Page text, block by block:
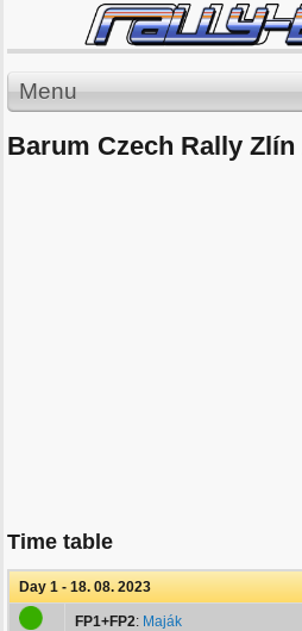
Menu
Barum Czech Rally Zlín
Time table
Day 1 - 18. 08. 2023
FP1+FP2: Maják